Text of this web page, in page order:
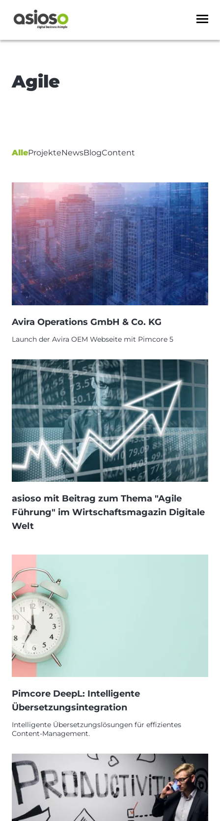
Agile
AlleProjekteNewsBlogContent
Avira Operations GmbH & Co. KG
Launch der Avira OEM Webseite mit Pimcore 5
asioso mit Beitrag zum Thema "Agile
Führung" im Wirtschaftsmagazin Digitale
Welt
Pimcore DeepL: Intelligente
Übersetzungsintegration
Intelligente Übersetzungslösungen für effizientes
Content-Management.